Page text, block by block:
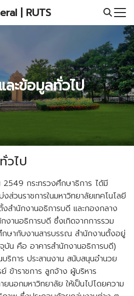
| RUTS
ละข้อมูลทั่วไป
วไป
กระทรวงศึกษาธิการ ได้มี
ส่วนราชการในมหาวิทยาลัยเทคโนโลยี
สำนักงานอธิการบดี และกองกลาง
งานอธิการบดี ซึ่งเกิดจากการรวม
กษากับงานสารบรรณ สำนักงานตั้งอยู่
น คือ อาคารสำนักงานอธิการบดี)
บริการ ประสานงาน สนับสนุนอำนวย
ข้าราชการ ลูกจ้าง ผู้บริหาร
ยนอกมหาวิทยาลัย ให้เป็นไปโดยความ